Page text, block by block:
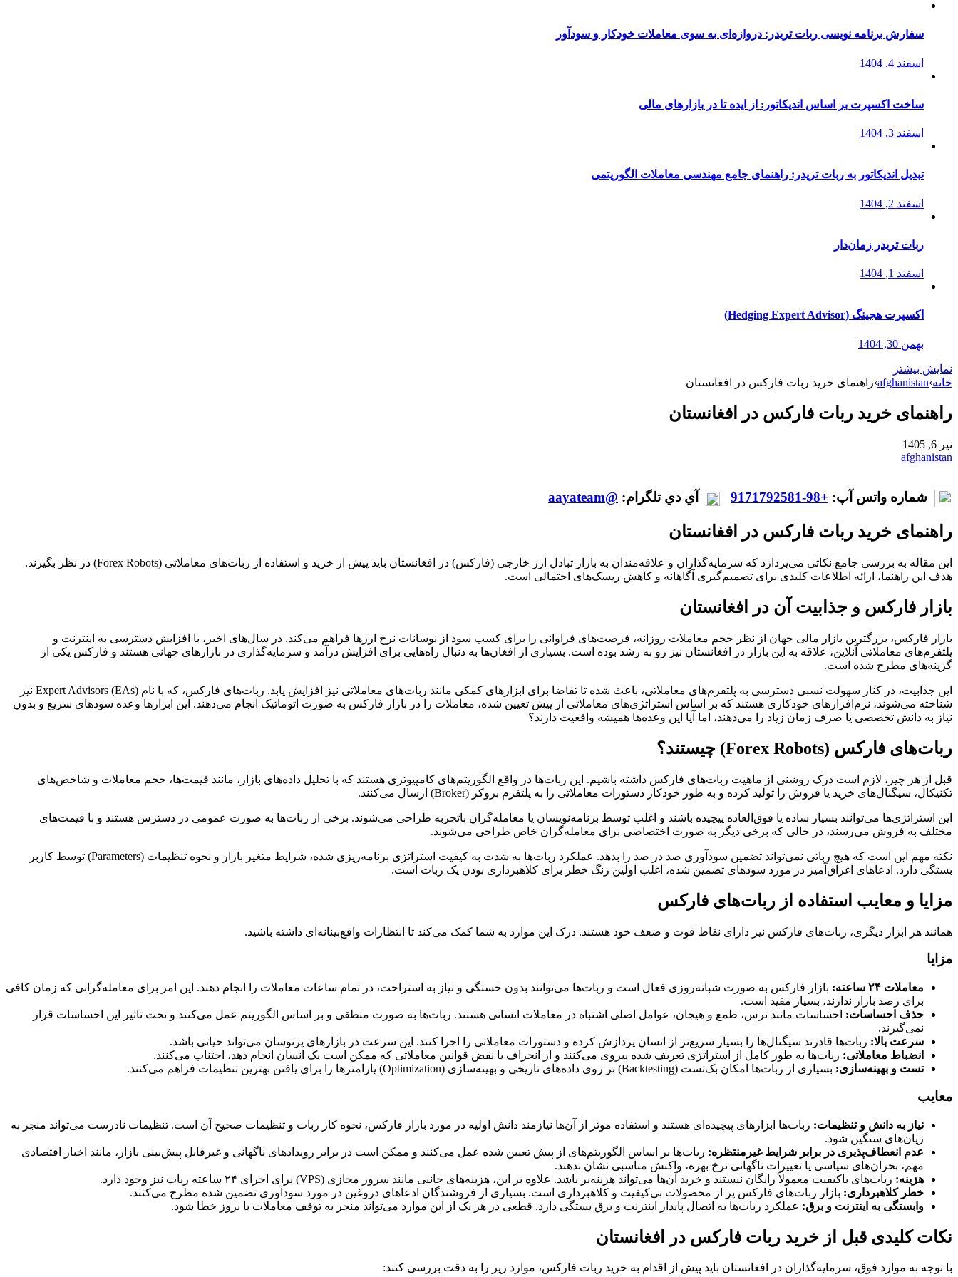
سفارش برنامه نویسی ربات تریدر: دروازه‌ای به سوی معاملات خودکار و سودآور
اسفند 4, 1404
ساخت اکسپرت بر اساس اندیکاتور: از ایده تا در بازارهای مالی
اسفند 3, 1404
تبدیل اندیکاتور به ربات تریدر: راهنمای جامع مهندسی معاملات الگوریتمی
اسفند 2, 1404
ربات تریدر زمان‌دار
اسفند 1, 1404
اکسپرت هجینگ (Hedging Expert Advisor)
بهمن 30, 1404
نمایش بیشتر
خانه›
afghanistan
›راهنمای خرید ربات فارکس در افغانستان
راهنمای خرید ربات فارکس در افغانستان
تیر 6, 1405
afghanistan
شماره واتس آپ: +98-9171792581 آي دي تلگرام: @aayateam
راهنمای خرید ربات فارکس در افغانستان
این مقاله به بررسی جامع نکاتی می‌پردازد که سرمایه‌گذاران و علاقه‌مندان به بازار تبادل ارز خارجی (فارکس) در افغانستان باید پیش از خرید و استفاده از ربات‌های معاملاتی (Forex Robots) در نظر بگیرند.
هدف این راهنما، ارائه اطلاعات کلیدی برای تصمیم‌گیری آگاهانه و کاهش ریسک‌های احتمالی است.
بازار فارکس و جذابیت آن در افغانستان
بازار فارکس، بزرگترین بازار مالی جهان از نظر حجم معاملات روزانه، فرصت‌های فراوانی را برای کسب سود از نوسانات نرخ ارزها فراهم می‌کند. در سال‌های اخیر، با افزایش دسترسی به اینترنت و
پلتفرم‌های معاملاتی آنلاین، علاقه به این بازار در افغانستان نیز رو به رشد بوده است. بسیاری از افغان‌ها به دنبال راه‌هایی برای افزایش درآمد و سرمایه‌گذاری در بازارهای جهانی هستند و فارکس یکی از
گزینه‌های مطرح شده است.
این جذابیت، در کنار سهولت نسبی دسترسی به پلتفرم‌های معاملاتی، باعث شده تا تقاضا برای ابزارهای کمکی مانند ربات‌های معاملاتی نیز افزایش یابد. ربات‌های فارکس، که با نام Expert Advisors (EAs) نیز
شناخته می‌شوند، نرم‌افزارهای خودکاری هستند که بر اساس استراتژی‌های معاملاتی از پیش تعیین شده، معاملات را در بازار فارکس به صورت اتوماتیک انجام می‌دهند. این ابزارها وعده سودهای سریع و بدون
نیاز به دانش تخصصی یا صرف زمان زیاد را می‌دهند، اما آیا این وعده‌ها همیشه واقعیت دارند؟
ربات‌های فارکس (Forex Robots) چیستند؟
قبل از هر چیز، لازم است درک روشنی از ماهیت ربات‌های فارکس داشته باشیم. این ربات‌ها در واقع الگوریتم‌های کامپیوتری هستند که با تحلیل داده‌های بازار، مانند قیمت‌ها، حجم معاملات و شاخص‌های
تکنیکال، سیگنال‌های خرید یا فروش را تولید کرده و به طور خودکار دستورات معاملاتی را به پلتفرم بروکر (Broker) ارسال می‌کنند.
این استراتژی‌ها می‌توانند بسیار ساده یا فوق‌العاده پیچیده باشند و اغلب توسط برنامه‌نویسان یا معامله‌گران باتجربه طراحی می‌شوند. برخی از ربات‌ها به صورت عمومی در دسترس هستند و با قیمت‌های
مختلف به فروش می‌رسند، در حالی که برخی دیگر به صورت اختصاصی برای معامله‌گران خاص طراحی می‌شوند.
نکته مهم این است که هیچ رباتی نمی‌تواند تضمین سودآوری صد در صد را بدهد. عملکرد ربات‌ها به شدت به کیفیت استراتژی برنامه‌ریزی شده، شرایط متغیر بازار و نحوه تنظیمات (Parameters) توسط کاربر
بستگی دارد. ادعاهای اغراق‌آمیز در مورد سودهای تضمین شده، اغلب اولین زنگ خطر برای کلاهبرداری بودن یک ربات است.
مزایا و معایب استفاده از ربات‌های فارکس
همانند هر ابزار دیگری، ربات‌های فارکس نیز دارای نقاط قوت و ضعف خود هستند. درک این موارد به شما کمک می‌کند تا انتظارات واقع‌بینانه‌ای داشته باشید.
مزایا
معاملات ۲۴ ساعته:
بازار فارکس به صورت شبانه‌روزی فعال است و ربات‌ها می‌توانند بدون خستگی و نیاز به استراحت، در تمام ساعات معاملات را انجام دهند. این امر برای معامله‌گرانی که زمان کافی
برای رصد بازار ندارند، بسیار مفید است.
حذف احساسات: احساسات مانند ترس، طمع و هیجان، عوامل اصلی اشتباه در معاملات انسانی هستند. ربات‌ها به صورت منطقی و بر اساس الگوریتم عمل می‌کنند و تحت تاثیر این احساسات قرار
نمی‌گیرند.
سرعت بالا: ربات‌ها قادرند سیگنال‌ها را بسیار سریع‌تر از انسان پردازش کرده و دستورات معاملاتی را اجرا کنند. این سرعت در بازارهای پرنوسان می‌تواند حیاتی باشد.
انضباط معاملاتی: ربات‌ها به طور کامل از استراتژی تعریف شده پیروی می‌کنند و از انحراف یا نقض قوانین معاملاتی که ممکن است یک انسان انجام دهد، اجتناب می‌کنند.
تست و بهینه‌سازی: بسیاری از ربات‌ها امکان بک‌تست (Backtesting) بر روی داده‌های تاریخی و بهینه‌سازی (Optimization) پارامترها را برای یافتن بهترین تنظیمات فراهم می‌کنند.
معایب
نیاز به دانش و تنظیمات: ربات‌ها ابزارهای پیچیده‌ای هستند و استفاده موثر از آن‌ها نیازمند دانش اولیه در مورد بازار فارکس، نحوه کار ربات و تنظیمات صحیح آن است. تنظیمات نادرست می‌تواند منجر به
زیان‌های سنگین شود.
عدم انعطاف‌پذیری در برابر شرایط غیرمنتظره: ربات‌ها بر اساس الگوریتم‌های از پیش تعیین شده عمل می‌کنند و ممکن است در برابر رویدادهای ناگهانی و غیرقابل پیش‌بینی بازار، مانند اخبار اقتصادی
مهم، بحران‌های سیاسی یا تغییرات ناگهانی نرخ بهره، واکنش مناسبی نشان ندهند.
هزینه: ربات‌های باکیفیت معمولاً رایگان نیستند و خرید آن‌ها می‌تواند هزینه‌بر باشد. علاوه بر این، هزینه‌های جانبی مانند سرور مجازی (VPS) برای اجرای ۲۴ ساعته ربات نیز وجود دارد.
خطر کلاهبرداری: بازار ربات‌های فارکس پر از محصولات بی‌کیفیت و کلاهبرداری است. بسیاری از فروشندگان ادعاهای دروغین در مورد سودآوری تضمین شده مطرح می‌کنند.
وابستگی به اینترنت و برق: عملکرد ربات‌ها به اتصال پایدار اینترنت و برق بستگی دارد. قطعی در هر یک از این موارد می‌تواند منجر به توقف معاملات یا بروز خطا شود.
نکات کلیدی قبل از خرید ربات فارکس در افغانستان
با توجه به موارد فوق، سرمایه‌گذاران در افغانستان باید پیش از اقدام به خرید ربات فارکس، موارد زیر را به دقت بررسی کنند: